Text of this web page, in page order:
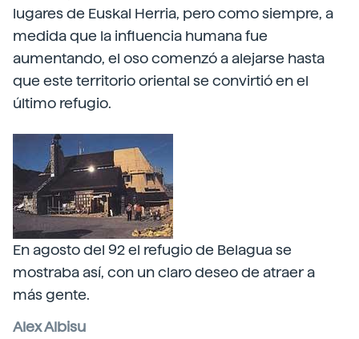
lugares de Euskal Herria, pero como siempre, a
medida que la influencia humana fue
aumentando, el oso comenzó a alejarse hasta
que este territorio oriental se convirtió en el
último refugio.
En agosto del 92 el refugio de Belagua se
mostraba así, con un claro deseo de atraer a
más gente.
Alex Albisu